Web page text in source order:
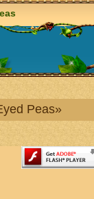
Peas»